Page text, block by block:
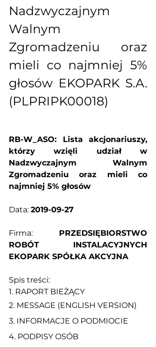
Nadzwyczajnym
Walnym
Zgromadzeniu oraz
mieli co najmniej 5%
głosów EKOPARK S.A.
(PLPRIPK00018)
RB-W_ASO: Lista akcjonariuszy,
którzy wzięli udział w
Nadzwyczajnym Walnym
Zgromadzeniu oraz mieli co
najmniej 5% głosów
Data: 2019-09-27
Firma: PRZEDSIĘBIORSTWO
ROBÓT INSTALACYJNYCH
EKOPARK SPÓŁKA AKCYJNA
Spis treści:
1. RAPORT BIEŻĄCY
2. MESSAGE (ENGLISH VERSION)
3. INFORMACJE O PODMIOCIE
4. PODPISY OSÓB